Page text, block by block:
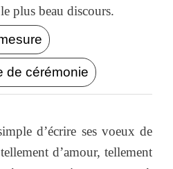
plus beau discours.
de cérémonie
d’écrire ses voeux de
d’amour, tellement